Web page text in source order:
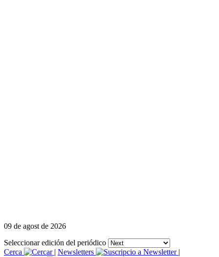
09 de agost de 2026
Seleccionar edición del periódico
Cerca
| Newsletters
|